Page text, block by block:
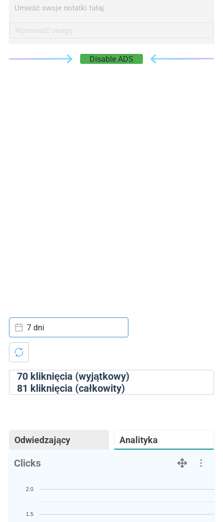
Umieść swoje notatki tutaj
Disable ADS
70kliknięcia (wyjątkowy)
81 kliknięcia (całkowity)
7 dni
Odwiedzający Analityka
Clicks
1.5
2.0